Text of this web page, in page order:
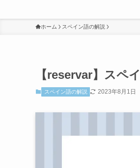
ホーム スペイン語の解説
【reservar】スペ
スペイン語の解説 2023年8月1日